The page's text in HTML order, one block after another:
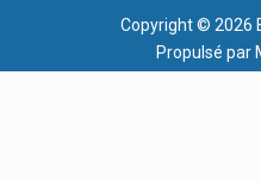
Copyright © 2026
Propulsé par